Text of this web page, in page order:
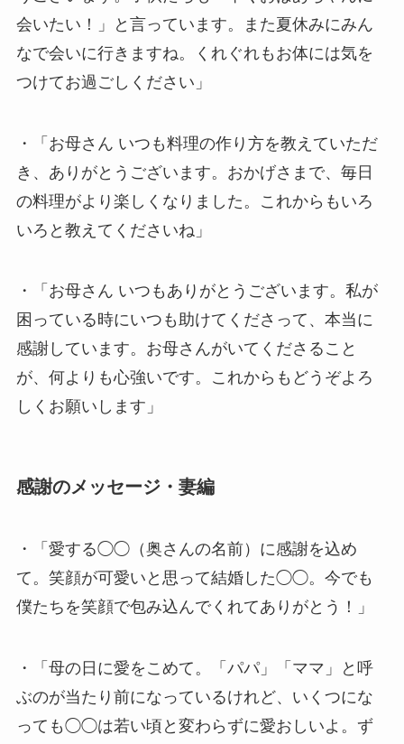
会いたい！」と言っています。また夏休みにみん
なで会いに行きますね。くれぐれもお体には気を
つけてお過ごしください」
・「お母さん いつも料理の作り方を教えていただ
き、ありがとうございます。おかげさまで、毎日
の料理がより楽しくなりました。これからもいろ
いろと教えてくださいね」
・「お母さん いつもありがとうございます。私が
困っている時にいつも助けてくださって、本当に
感謝しています。お母さんがいてくださること
が、何よりも心強いです。これからもどうぞよろ
しくお願いします」
感謝のメッセージ・妻編
・「愛する◯◯（奥さんの名前）に感謝を込め
て。笑顔が可愛いと思って結婚した◯◯。今でも
僕たちを笑顔で包み込んでくれてありがとう！」
・「母の日に愛をこめて。「パパ」「ママ」と呼
ぶのが当たり前になっているけれど、いくつにな
っても◯◯は若い頃と変わらずに愛おしいよ。ず